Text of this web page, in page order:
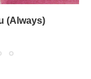
(Always)